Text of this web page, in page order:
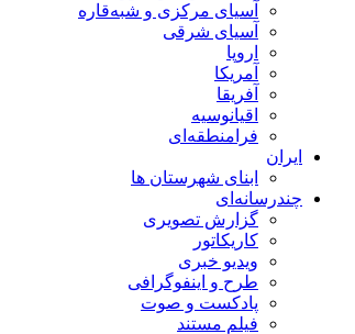
آسیای مرکزی و شبه‌قاره
آسیای شرقی
اروپا
آمریکا
آفریقا
اقیانوسیه
فرامنطقه‌ای
ایران
ابنای شهرستان ها
چندرسانه‌ای
گزارش تصويری
کاریکاتور
ویدیو خبری
طرح و اینفوگرافی
پادکست و صوت
فیلم مستند